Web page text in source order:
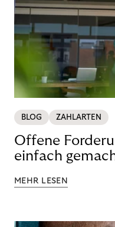
BLOG ZAHLARTEN
Offene
einfach
MEHR LESEN